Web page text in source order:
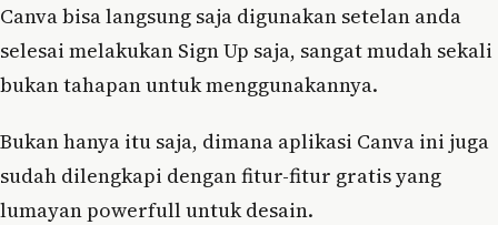
Canva bisa langsung saja digunakan setelan anda
selesai melakukan Sign Up saja, sangat mudah sekali
bukan tahapan untuk menggunakannya.
Bukan hanya itu saja, dimana aplikasi Canva ini juga
sudah dilengkapi dengan fitur-fitur gratis yang
lumayan powerfull untuk desain.